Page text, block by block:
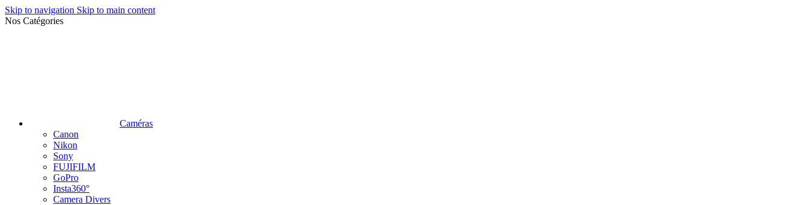
Skip to navigation Skip to main content
Nos Catégories
Caméras
Canon
Nikon
Sony
FUJIFILM
GoPro
Insta360°
Camera Divers